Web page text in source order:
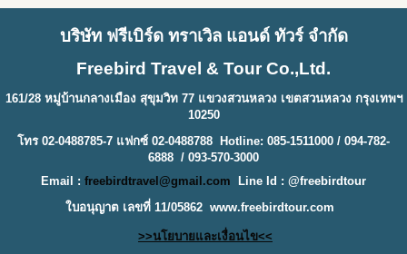
บริษัท ฟรีเบิร์ด ทราเวิล แอนด์ ทัวร์ จำกัด
Freebird Travel & Tour Co.,Ltd.
161/28 หมู่บ้านกลางเมือง สุขุมวิท 77 แขวงสวนหลวง เขตสวนหลวง กรุงเทพฯ
10250
โทร 02-0488785-7 แฟกซ์ 02-0488788 Hotline: 085-1511000 / 094-782-
6888 / 093-570-3000
Email : freebirdtravel@gmail.com
Line Id : @freebirdtour
ใบอนุญาต เลขที่ 11/05862 www.freebirdtour.com
>>นโยบายและเงื่อนไข<<